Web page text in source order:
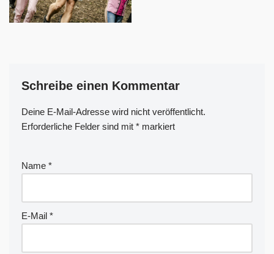
Schreibe einen Kommentar
Deine E-Mail-Adresse wird nicht veröffentlicht.
Erforderliche Felder sind mit * markiert
Name *
E-Mail *
A
lt
n
ti
v